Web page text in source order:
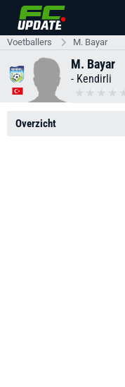
Voetballers M. Bayar
M. Bayar
- Kendirli
Overzicht